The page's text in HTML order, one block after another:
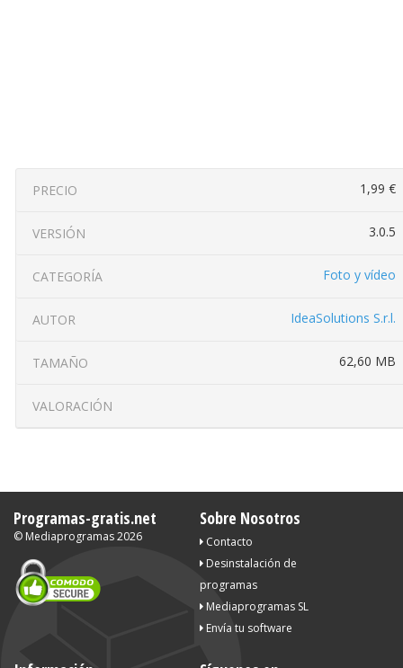
PRECIO 1,99 €
VERSIÓN 3.0.5
CATEGORÍA Foto y vídeo
AUTOR IdeaSolutions S.r.l.
TAMAÑO 62,60 MB
VALORACIÓN
Programas-gratis.net
© Mediaprogramas2026
Sobre Nosotros
Contacto
Desinstalación de
programas
Mediaprogramas SL
Envía tu software